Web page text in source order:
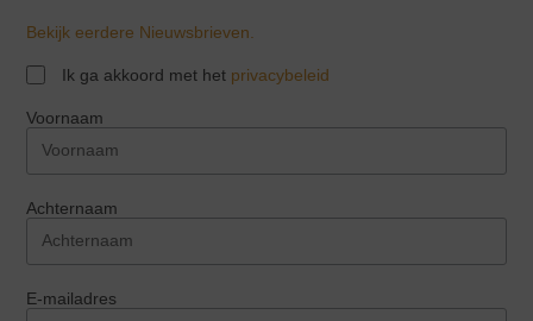
Bekijk eerdere Nieuwsbrieven.
Ik ga akkoord met het privacybeleid
Voornaam
Achternaam
E-mailadres